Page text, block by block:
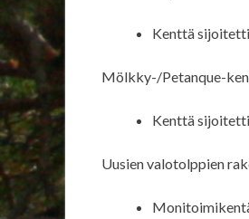
Kenttä
Mölkky-/Petanque-
Kenttä
Uusien valotolppien